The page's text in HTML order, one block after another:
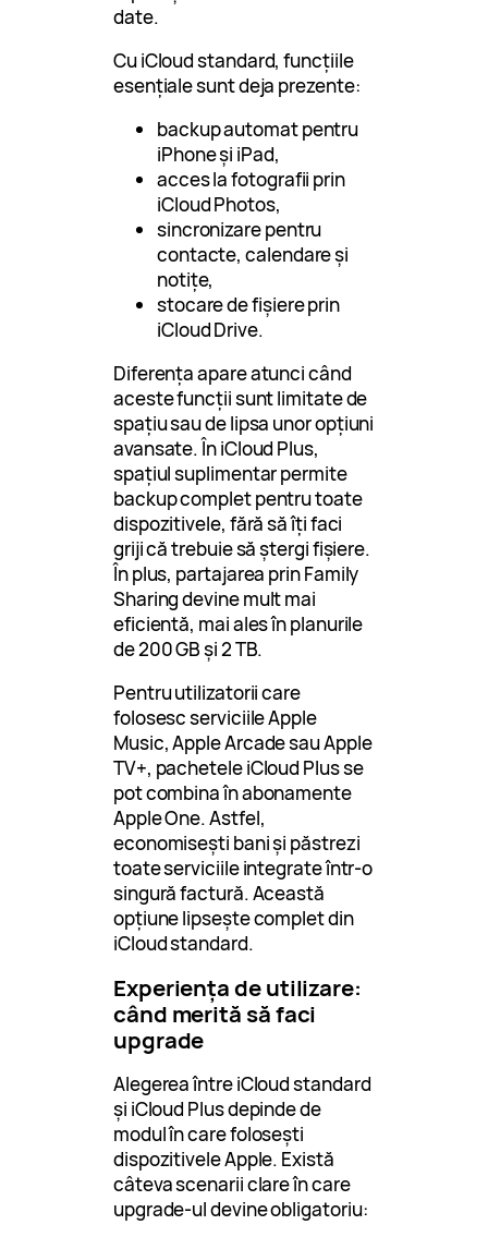
date.
Cu iCloud standard, funcțiile
esențiale sunt deja prezente:
backup automat pentru
iPhone și iPad,
acces la fotografii prin
iCloud Photos,
sincronizare pentru
contacte, calendare și
notițe,
stocare de fișiere prin
iCloud Drive.
Diferența apare atunci când
aceste funcții sunt limitate de
spațiu sau de lipsa unor opțiuni
avansate. În iCloud Plus,
spațiul suplimentar permite
backup complet pentru toate
dispozitivele, fără să îți faci
griji că trebuie să ștergi fișiere.
În plus, partajarea prin Family
Sharing devine mult mai
eficientă, mai ales în planurile
de 200 GB și 2 TB.
Pentru utilizatorii care
folosesc serviciile Apple
Music, Apple Arcade sau Apple
TV+, pachetele iCloud Plus se
pot combina în abonamente
Apple One. Astfel,
economisești bani și păstrezi
toate serviciile integrate într-o
singură factură. Această
opțiune lipsește complet din
iCloud standard.
Experiența de utilizare:
când merită să faci
upgrade
Alegerea între iCloud standard
și iCloud Plus depinde de
modul în care folosești
dispozitivele Apple. Există
câteva scenarii clare în care
upgrade-ul devine obligatoriu: